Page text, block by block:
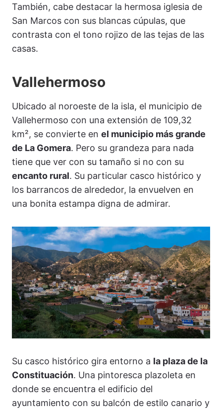
También, cabe destacar la hermosa iglesia de
San Marcos con sus blancas cúpulas, que
contrasta con el tono rojizo de las tejas de las
casas.
Vallehermoso
Ubicado al noroeste de la isla, el municipio de
Vallehermoso con una extensión de 109,32
km², se convierte en el municipio más grande
de La Gomera. Pero su grandeza para nada
tiene que ver con su tamaño si no con su
encanto rural. Su particular casco histórico y
los barrancos de alrededor, la envuelven en
una bonita estampa digna de admirar.
Su casco histórico gira entorno a la plaza de la
Constituación. Una pintoresca plazoleta en
donde se encuentra el edificio del
ayuntamiento con su balcón de estilo canario y